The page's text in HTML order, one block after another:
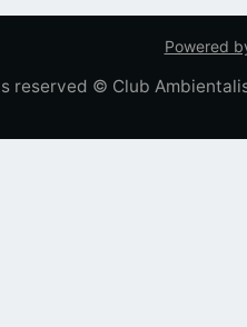
Powered
reserved © Club